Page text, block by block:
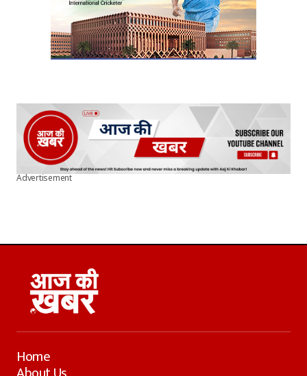
Advertisement
Home